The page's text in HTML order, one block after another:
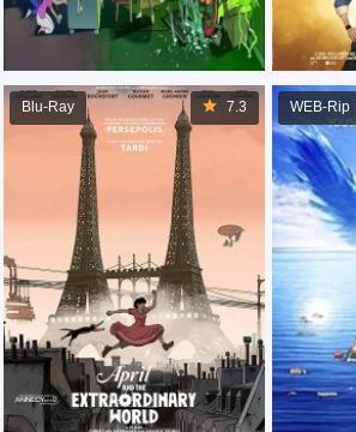
WEB-Rip
7.3
Blu-Ray